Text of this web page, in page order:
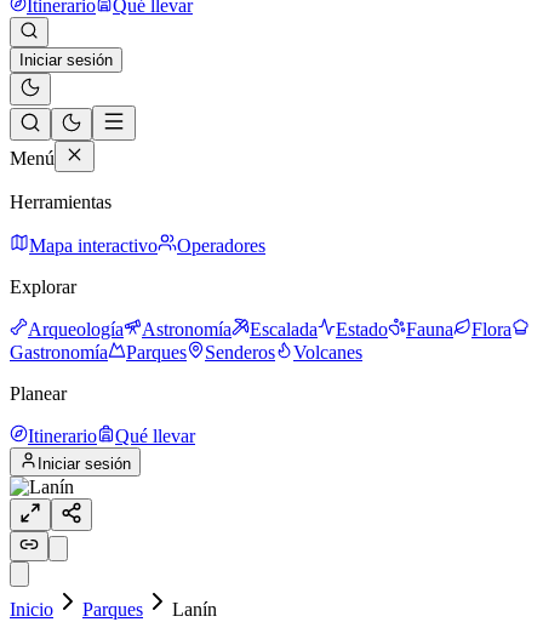
Itinerario
Qué llevar
Iniciar sesión
Menú
Herramientas
Mapa interactivo
Operadores
Explorar
Arqueología Astronomía Escalada Estado Fauna
Flora
Gastronomía
Parques Senderos
Volcanes
Planear
Itinerario Qué llevar
Iniciar sesión
Inicio Parques
Lanín